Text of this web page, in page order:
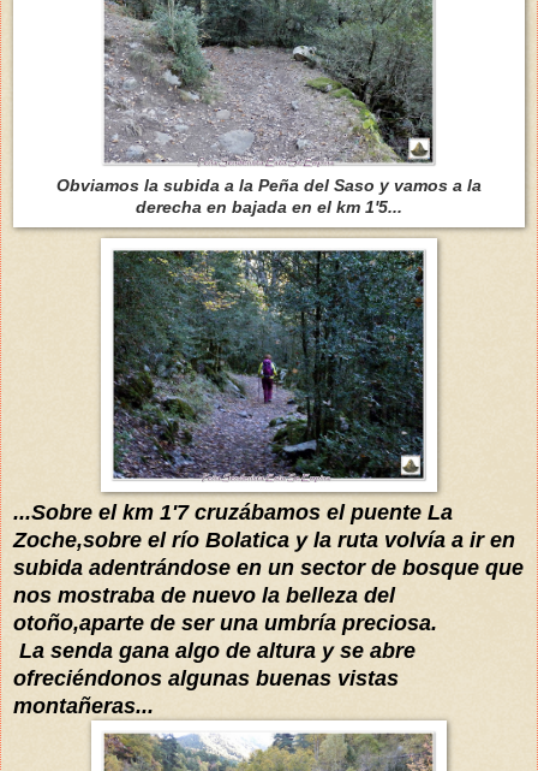
Obviamos la subida a la Peña del Saso y vamos a la
derecha en bajada en el km 1'5...
...Sobre el km 1'7 cruzábamos el puente La
Zoche,sobre el río Bolatica y la ruta volvía a ir en
subida adentrándose en un sector de bosque que
nos mostraba de nuevo la belleza del
otoño,aparte de ser una umbría preciosa.
La senda gana algo de altura y se abre
ofreciéndonos algunas buenas vistas
montañeras...